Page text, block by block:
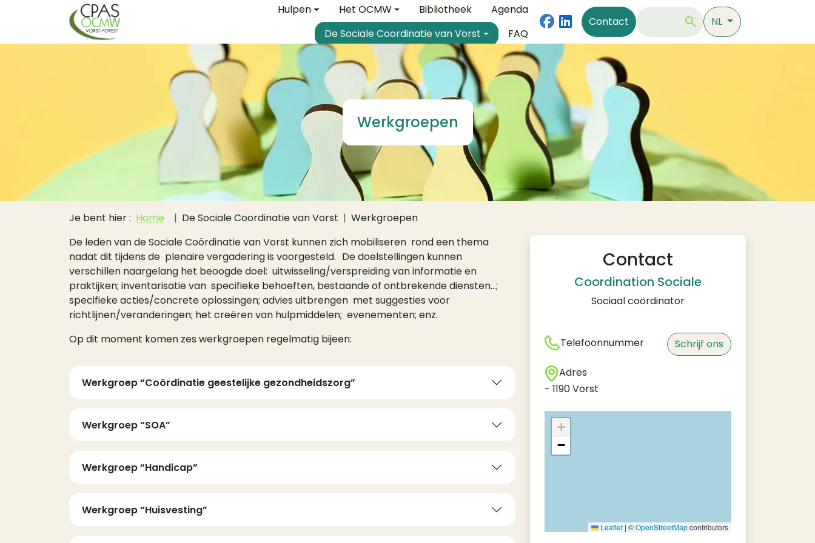
Overslaan en naar de inhoud gaan Hulpen Het OCMW Bibliotheek
Agenda
De Sociale Coordinatie van Vorst
FAQ
Contact
Contact Zoeken NL
Werkgroepen
Kruimelpad
Je bent hier : Home De Sociale Coordinatie van Vorst
Werkgroepen
De leden van de Sociale Coördinatie van Vorst kunnen zich mobiliseren rond een thema
nadat dit tijdens de plenaire vergadering is voorgesteld. De doelstellingen kunnen
verschillen naargelang het beoogde doel: uitwisseling/verspreiding van informatie en
praktijken; inventarisatie van specifieke behoeften, bestaande of ontbrekende diensten...;
specifieke acties/concrete oplossingen; advies uitbrengen met suggesties voor
richtlijnen/veranderingen; het creëren van hulpmiddelen; evenementen; enz.
Op dit moment komen zes werkgroepen regelmatig bijeen:
Werkgroep “Coördinatie geestelijke gezondheidszorg”
Werkgroep “SOA”
Werkgroep “Handicap”
Werkgroep “Huisvesting”
Contact
Coordination Sociale
Sociaal coördinator
Telefoonnummer Schrijf ons
Adres
- 1190Vorst
+
−
Leaflet | ©OpenStreetMapcontributors